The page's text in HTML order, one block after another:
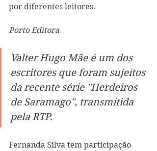
por diferentes leitores.
Porto Editora
Valter Hugo Mãe é um dos
escritores que foram sujeitos
da recente série "Herdeiros
de Saramago", transmitida
pela RTP.
Fernanda Silva tem participação